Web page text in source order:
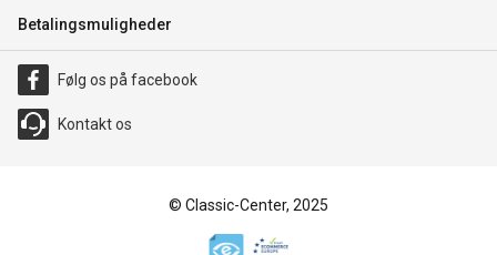
Betalingsmuligheder
Følg os på facebook
Kontakt os
© Classic-Center, 2025